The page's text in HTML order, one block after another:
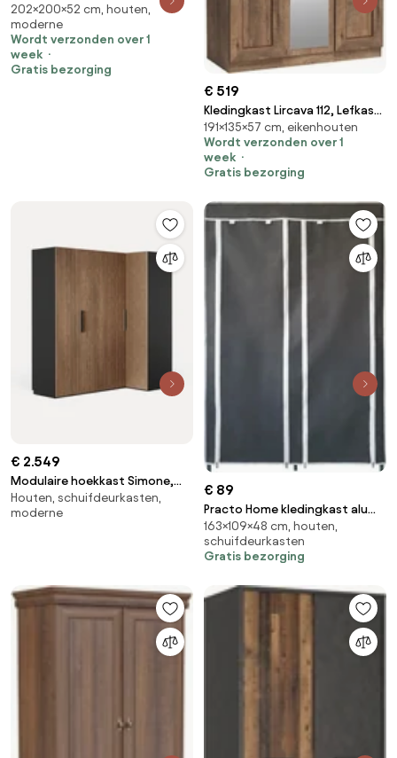
Zwart, 202x200x52cm, 134.6
kg, Kledingkast deuren: Met
scharnieren
202×200×52 cm, houten,
moderne
Wordt verzonden over 1
week
Gratis bezorging
€ 519
Kledingkast Lircava 112, Lefkas
eik, 191x135x57cm, 111.21 kg,
Kledingkast deuren: Met
scharnieren, Aantal planken: 5,
Aantal planken: 5
191×135×57 cm, eikenhouten
Wordt verzonden over 1
week
Gratis bezorging
€ 2.549
Modulaire hoekkast Simone,
215 cm breed, diverse varianten
Houten, schuifdeurkasten,
moderne
€ 89
Practo Home kledingkast alu
dubbel grijs - Kledingrekken en -
kasten - 48x109x163cm -
dubbel
163×109×48 cm, houten,
schuifdeurkasten
Gratis bezorging